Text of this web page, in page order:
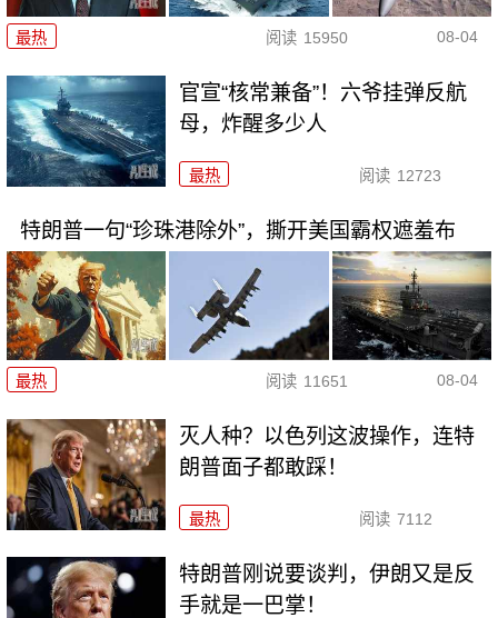
最热 阅读 15950 08-04
官宣“核常兼备”！六爷挂弹反航
母，炸醒多少人
最热 阅读 12723
特朗普一句“珍珠港除外”，撕开美国霸权遮羞布
最热 阅读 11651 08-04
灭人种？以色列这波操作，连特
朗普面子都敢踩！
最热 阅读 7112
特朗普刚说要谈判，伊朗又是反
手就是一巴掌！